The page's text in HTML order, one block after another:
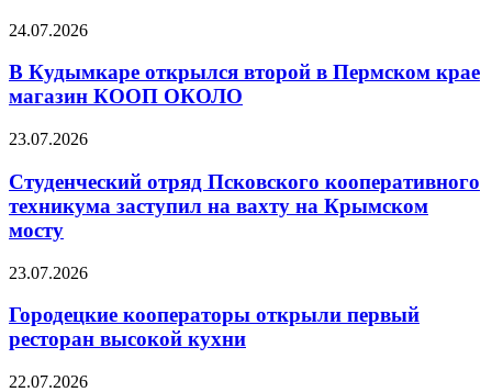
24.07.2026
В Кудымкаре открылся второй в Пермском крае
магазин КООП ОКОЛО
23.07.2026
Студенческий отряд Псковского кооперативного
техникума заступил на вахту на Крымском
мосту
23.07.2026
Городецкие кооператоры открыли первый
ресторан высокой кухни
22.07.2026